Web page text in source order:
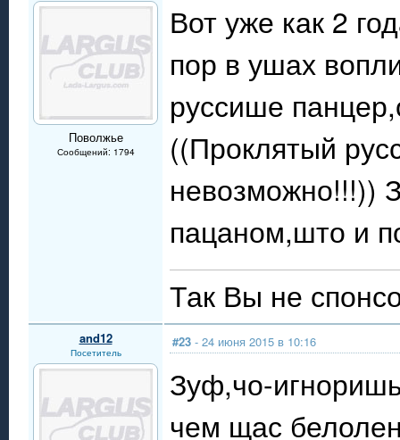
Поволжье
Сообщений: 1794
Вот уже как 2
пор в ушах
руссише
((Проклятый
невозможно!!!))
пацаном,што и
Так Вы не
and12
Посетитель
#23 - 24 июня 2015 в 10:16
Зуф,чо-
чем щас